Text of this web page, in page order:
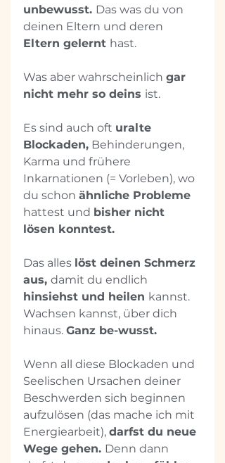
unbewusst. Das was du von
deinen Eltern und deren
Eltern gelernt hast.
Was aber wahrscheinlich gar
nicht mehr so deins ist.
Es sind auch oft uralte
Blockaden, Behinderungen,
Karma und frühere
Inkarnationen (= Vorleben), wo
du schon ähnliche Probleme
hattest und bisher nicht
lösen konntest.
Das alles löst deinen Schmerz
aus, damit du endlich
hinsiehst und heilen kannst.
Wachsen kannst, über dich
hinaus. Ganz be-wusst.
Wenn all diese Blockaden und
Seelischen Ursachen deiner
Beschwerden sich beginnen
aufzulösen (das mache ich mit
Energiearbeit), darfst du neue
Wege gehen. Denn dann